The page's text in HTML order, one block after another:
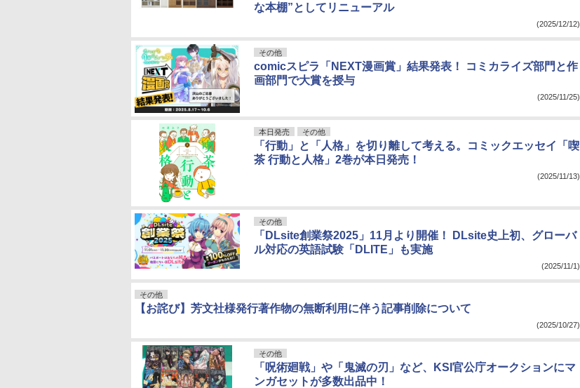
な本棚”としてリニューアル
(2025/12/12)
その他
comicスピラ「NEXT漫画賞」結果発表！ コミカライズ部門と作
画部門で大賞を授与
(2025/11/25)
本日発売 その他
「行動」と「人格」を切り離して考える。コミックエッセイ「喫
茶 行動と人格」2巻が本日発売！
(2025/11/13)
その他
「DLsite創業祭2025」11月より開催！ DLsite史上初、グローバ
ル対応の英語試験「DLITE」も実施
(2025/11/1)
その他
【お詫び】芳文社様発行著作物の無断利用に伴う記事削除について
(2025/10/27)
その他
「呪術廻戦」や「鬼滅の刃」など、KSI官公庁オークションにマ
ンガセットが多数出品中！